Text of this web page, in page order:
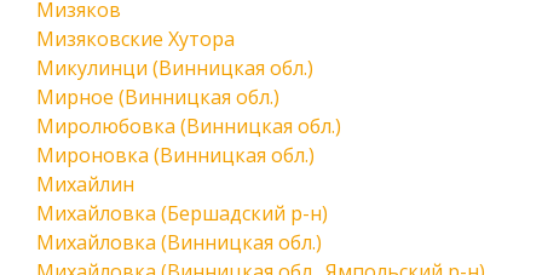
Мизяков
Мизяковские Хутора
Микулинци (Винницкая обл.)
Мирное (Винницкая обл.)
Миролюбовка (Винницкая обл.)
Мироновка (Винницкая обл.)
Михайлин
Михайловка (Бершадский р-н)
Михайловка (Винницкая обл.)